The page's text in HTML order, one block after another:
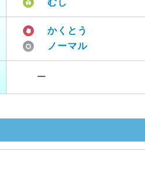
むし
かくとう
ノーマル
ー